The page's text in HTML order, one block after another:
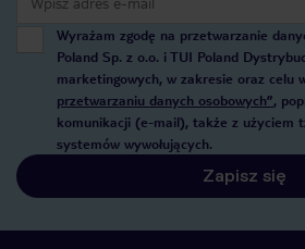
Wyrażam zgodę na przetwarzanie
Poland Sp. z o.o. i TUI Poland
marketingowych, w zakresie oraz celu
przetwarzaniu danych osobowych”,
komunikacji (e-mail), także z użyciem
systemów wywołujących.
Zapisz się